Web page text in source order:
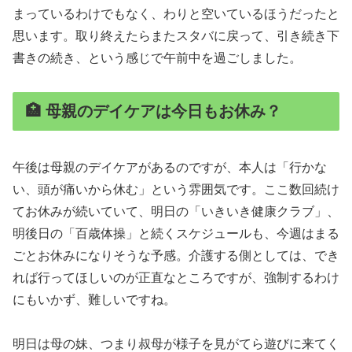
まっているわけでもなく、わりと空いているほうだったと
思います。取り終えたらまたスタバに戻って、引き続き下
書きの続き、という感じで午前中を過ごしました。
🏥 母親のデイケアは今日もお休み？
午後は母親のデイケアがあるのですが、本人は「行かな
い、頭が痛いから休む」という雰囲気です。ここ数回続け
てお休みが続いていて、明日の「いきいき健康クラブ」、
明後日の「百歳体操」と続くスケジュールも、今週はまる
ごとお休みになりそうな予感。介護する側としては、でき
れば行ってほしいのが正直なところですが、強制するわけ
にもいかず、難しいですね。
明日は母の妹、つまり叔母が様子を見がてら遊びに来てく